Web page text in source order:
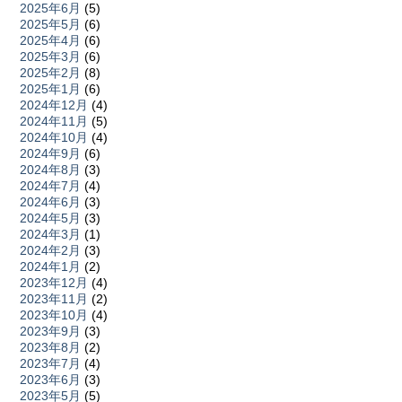
2025年6月 (5)
2025年5月 (6)
2025年4月 (6)
2025年3月 (6)
2025年2月 (8)
2025年1月 (6)
2024年12月 (4)
2024年11月 (5)
2024年10月 (4)
2024年9月 (6)
2024年8月 (3)
2024年7月 (4)
2024年6月 (3)
2024年5月 (3)
2024年3月 (1)
2024年2月 (3)
2024年1月 (2)
2023年12月 (4)
2023年11月 (2)
2023年10月 (4)
2023年9月 (3)
2023年8月 (2)
2023年7月 (4)
2023年6月 (3)
2023年5月 (5)